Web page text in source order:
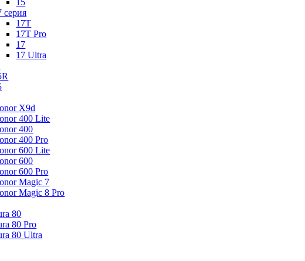
15
серия
17T
17T Pro
17
17 Ultra
X9d
400 Lite
400
400 Pro
600 Lite
600
600 Pro
Magic 7
Magic 8 Pro
80
80 Pro
80 Ultra